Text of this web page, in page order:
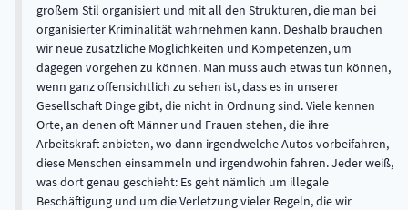
großem Stil organisiert und mit all den Strukturen, die man bei
organisierter Kriminalität wahrnehmen kann. Deshalb brauchen
wir neue zusätzliche Möglichkeiten und Kompetenzen, um
dagegen vorgehen zu können. Man muss auch etwas tun können,
wenn ganz offensichtlich zu sehen ist, dass es in unserer
Gesellschaft Dinge gibt, die nicht in Ordnung sind. Viele kennen
Orte, an denen oft Männer und Frauen stehen, die ihre
Arbeitskraft anbieten, wo dann irgendwelche Autos vorbeifahren,
diese Menschen einsammeln und irgendwohin fahren. Jeder weiß,
was dort genau geschieht: Es geht nämlich um illegale
Beschäftigung und um die Verletzung vieler Regeln, die wir